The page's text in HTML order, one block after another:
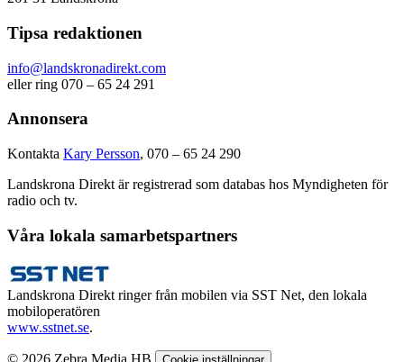
Tipsa redaktionen
info@landskronadirekt.com
eller ring 070 – 65 24 291
Annonsera
Kontakta Kary Persson, 070 – 65 24 290
Landskrona Direkt är registrerad som databas hos Myndigheten för
radio och tv.
Våra lokala samarbetspartners
Landskrona Direkt ringer från mobilen via SST Net, den lokala
mobiloperatören
www.sstnet.se.
© 2026 Zebra Media HB